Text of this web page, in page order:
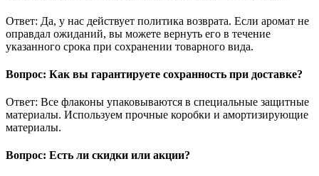
Ответ: Да, у нас действует политика возврата. Если аромат не
оправдал ожиданий, вы можете вернуть его в течение
указанного срока при сохранении товарного вида.
Вопрос: Как вы гарантируете сохранность при доставке?
Ответ: Все флаконы упаковываются в специальные защитные
материалы. Используем прочные коробки и амортизирующие
материалы.
Вопрос: Есть ли скидки или акции?